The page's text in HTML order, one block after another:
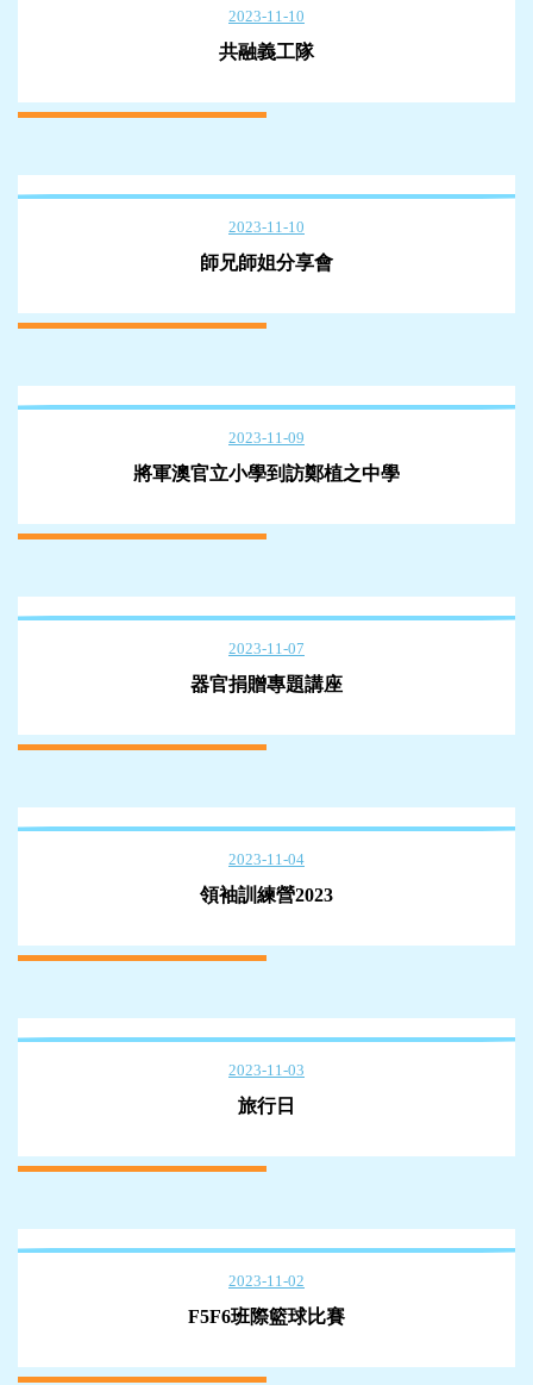
2023-11-10
共融義工隊
2023-11-10
師兄師姐分享會
2023-11-09
將軍澳官立小學到訪鄭植之中學
2023-11-07
器官捐贈專題講座
2023-11-04
領袖訓練營2023
2023-11-03
旅行日
2023-11-02
F5F6班際籃球比賽